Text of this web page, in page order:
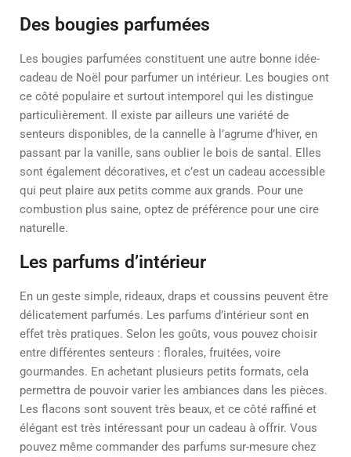
Des bougies parfumées
Les bougies parfumées constituent une autre bonne idée-
cadeau de Noël pour parfumer un intérieur. Les bougies ont
ce côté populaire et surtout intemporel qui les distingue
particulièrement. Il existe par ailleurs une variété de
senteurs disponibles, de la cannelle à l’agrume d’hiver, en
passant par la vanille, sans oublier le bois de santal. Elles
sont également décoratives, et c’est un cadeau accessible
qui peut plaire aux petits comme aux grands. Pour une
combustion plus saine, optez de préférence pour une cire
naturelle.
Les parfums d’intérieur
En un geste simple, rideaux, draps et coussins peuvent être
délicatement parfumés. Les parfums d’intérieur sont en
effet très pratiques. Selon les goûts, vous pouvez choisir
entre différentes senteurs : florales, fruitées, voire
gourmandes. En achetant plusieurs petits formats, cela
permettra de pouvoir varier les ambiances dans les pièces.
Les flacons sont souvent très beaux, et ce côté raffiné et
élégant est très intéressant pour un cadeau à offrir. Vous
pouvez même commander des parfums sur-mesure chez